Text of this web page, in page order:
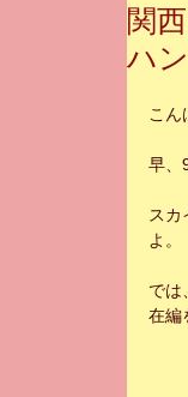
関
ハ
こん
早、
スカ
よ。
では
在編